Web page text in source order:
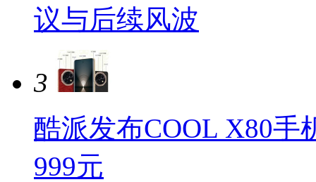
议与后续风波
3
酷派发布COOL X80手
999元